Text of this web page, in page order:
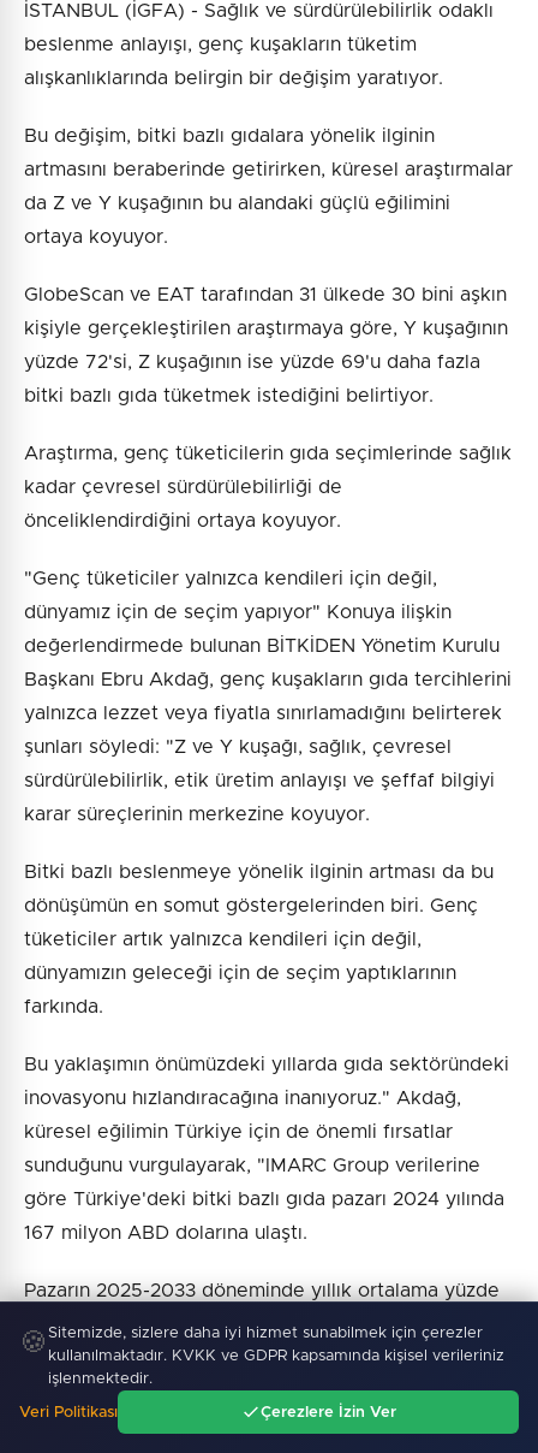
İSTANBUL (İGFA) - Sağlık ve sürdürülebilirlik odaklı
beslenme anlayışı, genç kuşakların tüketim
alışkanlıklarında belirgin bir değişim yaratıyor.
Bu değişim, bitki bazlı gıdalara yönelik ilginin
artmasını beraberinde getirirken, küresel araştırmalar
da Z ve Y kuşağının bu alandaki güçlü eğilimini
ortaya koyuyor.
GlobeScan ve EAT tarafından 31 ülkede 30 bini aşkın
kişiyle gerçekleştirilen araştırmaya göre, Y kuşağının
yüzde 72'si, Z kuşağının ise yüzde 69'u daha fazla
bitki bazlı gıda tüketmek istediğini belirtiyor.
Araştırma, genç tüketicilerin gıda seçimlerinde sağlık
kadar çevresel sürdürülebilirliği de
önceliklendirdiğini ortaya koyuyor.
"Genç tüketiciler yalnızca kendileri için değil,
dünyamız için de seçim yapıyor" Konuya ilişkin
değerlendirmede bulunan BİTKİDEN Yönetim Kurulu
Başkanı Ebru Akdağ, genç kuşakların gıda tercihlerini
yalnızca lezzet veya fiyatla sınırlamadığını belirterek
şunları söyledi: "Z ve Y kuşağı, sağlık, çevresel
sürdürülebilirlik, etik üretim anlayışı ve şeffaf bilgiyi
karar süreçlerinin merkezine koyuyor.
Bitki bazlı beslenmeye yönelik ilginin artması da bu
dönüşümün en somut göstergelerinden biri. Genç
tüketiciler artık yalnızca kendileri için değil,
dünyamızın geleceği için de seçim yaptıklarının
farkında.
Bu yaklaşımın önümüzdeki yıllarda gıda sektöründeki
inovasyonu hızlandıracağına inanıyoruz." Akdağ,
küresel eğilimin Türkiye için de önemli fırsatlar
sunduğunu vurgulayarak, "IMARC Group verilerine
göre Türkiye'deki bitki bazlı gıda pazarı 2024 yılında
167 milyon ABD dolarına ulaştı.
Pazarın 2025-2033 döneminde yıllık ortalama yüzde
9,22 büyüyerek 2033 yılında yaklaşık 379 milyon
ABD dolarına ulaşması bekleniyor. Türkiye'nin güçlü
tarımsal altyapısı ve zengin bitkisel kaynakları bu
büyüme için önemli bir avantaj oluşturuyor" dedi.
🍪 Sitemizde, sizlere daha iyi hizmet sunabilmek için çerezler
kullanılmaktadır. KVKK ve GDPR kapsamında kişisel verileriniz
işlenmektedir.
Veri Politikası Çerezlere İzin Ver
Gündem Ara Menü